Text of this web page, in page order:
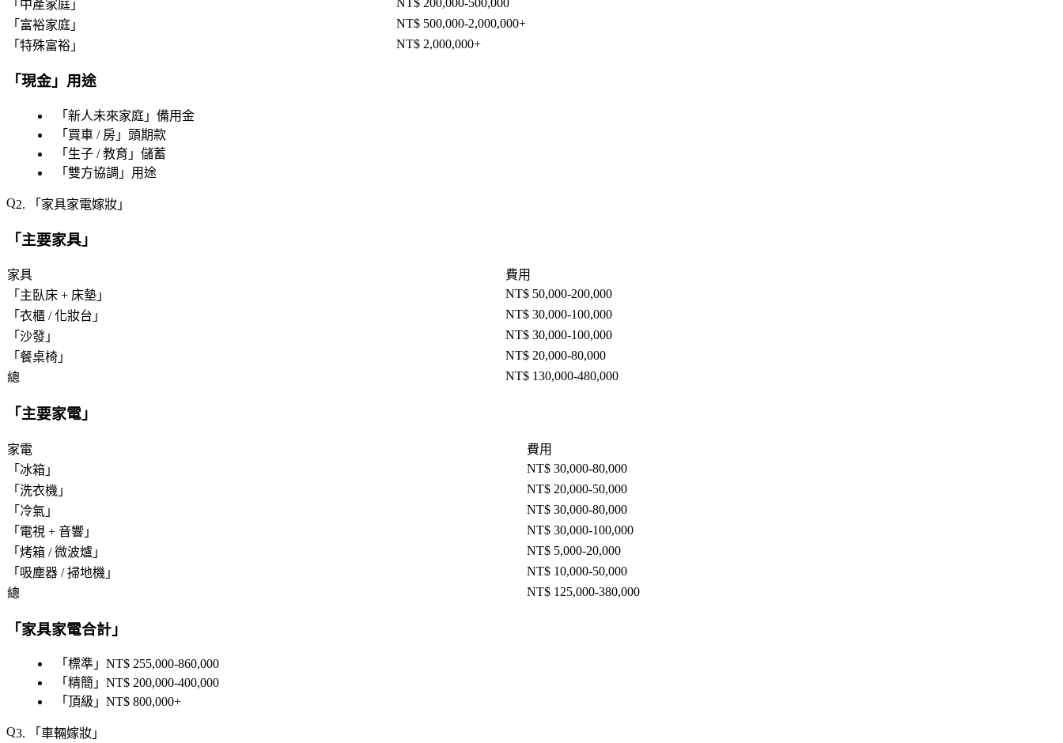
「 中產家庭 」
「 富裕家庭 」
NT$ 500,000-2,000,000+
「 特殊富裕 」 NT$ 2,000,000+
「現金 」用途
「 新人未來家庭 」備用金
「 買車 / 房 」頭期款
「 生子 / 教育 」儲蓄
「 雙方協調 」用途
2. 「 家具家電嫁妝 」
「主要家具 」
家具
費用
「 主臥床 + 床墊 」
NT$ 50,000-200,000
「 衣櫃 / 化妝台 」
NT$ 30,000-100,000
「 沙發 」
NT$ 30,000-100,000
「 餐桌椅 」
NT$ 20,000-80,000
總
NT$ 130,000-480,000
「 主要家電 」
家電
費用
「 冰箱 」
NT$ 30,000-80,000
「 洗衣機 」
NT$ 20,000-50,000
「 冷氣 」
NT$ 30,000-80,000
「 電視 + 音響 」
NT$ 30,000-100,000
「 烤箱 / 微波爐 」
NT$ 5,000-20,000
「 吸塵器 / 掃地機 」
NT$ 10,000-50,000
總
NT$ 125,000-380,000
「家具家電合計 」
「 標準 」NT$ 255,000-860,000
「 精簡 」NT$ 200,000-400,000
「 頂級 」NT$ 800,000+
3. 「 車輛嫁妝 」